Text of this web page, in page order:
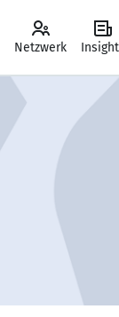
Netzwerk